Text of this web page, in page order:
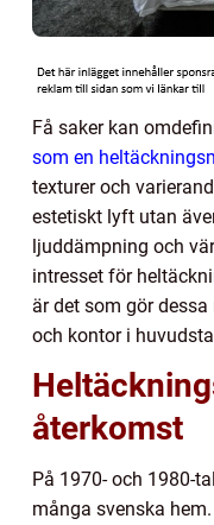
Få saker kan
som en
texturer och
estetiskt lyft utan
ljuddämpning och
intresset för
är det som gör
och kontor i
återkomst
På 1970- och 1980-
många svenska